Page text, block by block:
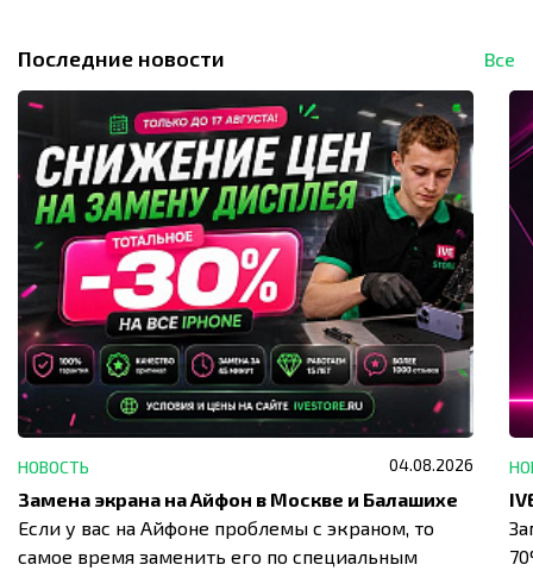
Последние новости Все
НОВОСТЬ 04.08.2026
Замена экрана на Айфон в Москве и Балашихе
Если у вас на Айфоне проблемы с экраном, то
самое время заменить его по специальным